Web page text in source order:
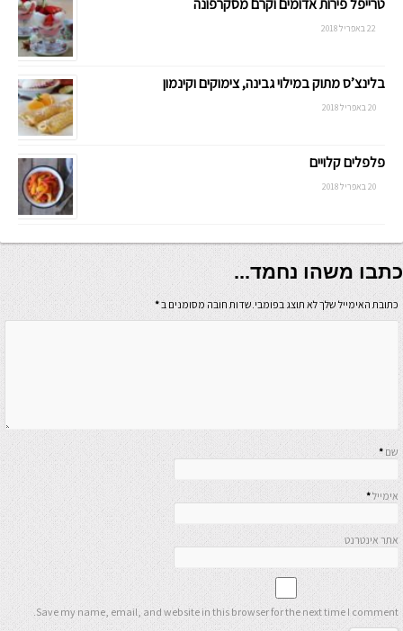
22 באפריל 2018
בלינצ’ס מתוק במילוי גבינה, צימוקים וקינמון
20 באפריל 2018
פלפלים קלויים
20 באפריל 2018
כתבו משהו נחמד...
כתובת האימייל שלך לא תוצג בפומבי.שדות חובה מסומנים ב*
שם *
אימייל*
אתר אינטרנט
Save my name, email, and website in this browser for the next time I comment.